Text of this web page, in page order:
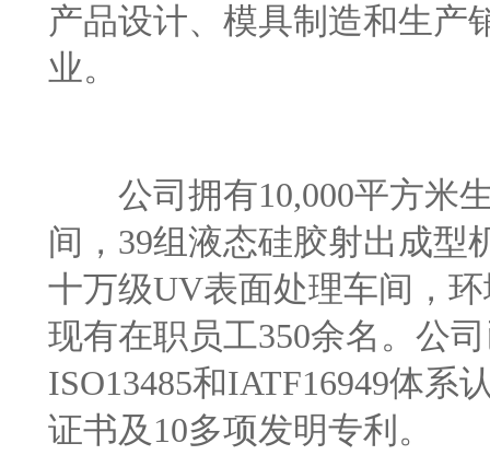
产品设计、模具制造和生产
业。
公司拥有10,000平方米
间，39组液态硅胶射出成型
十万级UV表面处理车间，
现有在职员工350余名。公
ISO13485和IATF16949体
证书及10多项发明专利